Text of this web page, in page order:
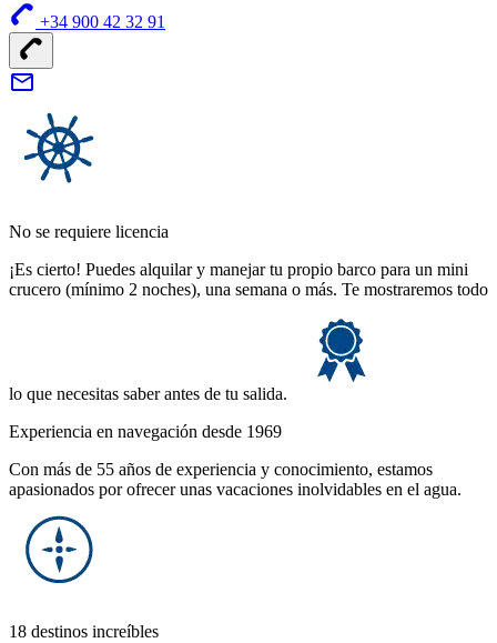
+34 900 42 32 91
No se requiere licencia
¡Es cierto! Puedes alquilar y manejar tu propio barco para un mini
crucero (mínimo 2 noches), una semana o más. Te mostraremos todo
lo que necesitas saber antes de tu salida.
Experiencia en navegación desde 1969
Con más de 55 años de experiencia y conocimiento, estamos
apasionados por ofrecer unas vacaciones inolvidables en el agua.
18 destinos increíbles